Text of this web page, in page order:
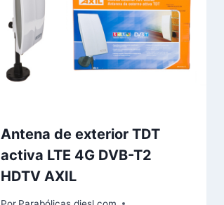
Antena de exterior TDT
activa LTE 4G DVB-T2
HDTV AXIL